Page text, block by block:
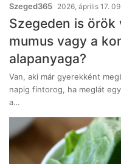
Szeged365 2026, április 17.
Szegeden is
mumus vagy a
alapanyaga?
Van, aki már gyerekként
napig fintorog, ha meglát
a…